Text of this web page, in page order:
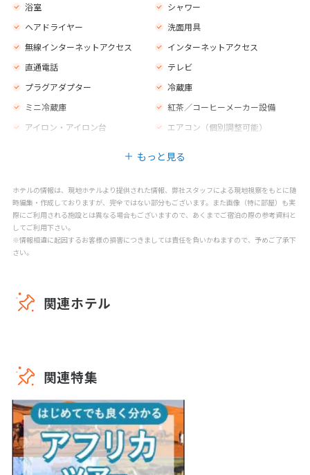
テラス
ジム
荷物室
プライベートプール
プライベートビーチエリア
自転車利用可能
カフェ
バー
レストラン
禁煙エリア
喫煙エリア
子供用の椅子
プールサイドのスナックバー
オープンキッチン
子供用プール
大人用エンターテインメントプ
ログラム
子供用エンターテインメントプロ
グラム
ゲームルーム
スパトリートメント
スパセンター
ダイビング
サイクリング／マウンテンバイ
ク
サファリ
浴室
シャワー
ヘアドライヤー
洗面用具
無線インターネットアクセス
インターネットアクセス
直通電話
テレビ
プラグアダプター
冷蔵庫
ミニ冷蔵庫
紅茶／コーヒーメーカー設備
アイロン・アイロン台
エアコン（個別調整可能）
もっと見る
ホテルの情報は、現地ホテルより提供された情報、弊社スタッフによる現地視察をもとに随
時編集・作成しておりますが、完全ではない部分もございます。また画像（特に部屋）も実
際にご利用される施設とは異なる場合もございますので、あくまでご宿泊の際の参考資料と
してご利用下さい。
※情報相違に起因するお客様の損害につきましては責任を負いかねますので、予めご了承下
さい。
関連ホテル
関連特集